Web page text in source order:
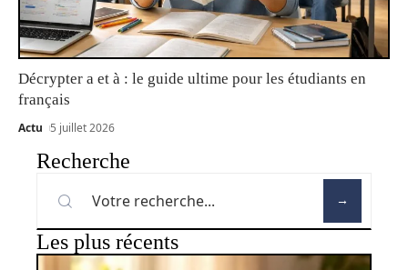
Décrypter a et à : le guide ultime pour les étudiants en
français
Actu 5 juillet 2026
Recherche
Les plus récents